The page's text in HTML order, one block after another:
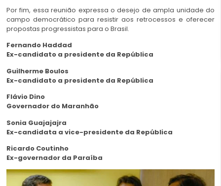
Por fim, essa reunião expressa o desejo de ampla unidade do
campo democrático para resistir aos retrocessos e oferecer
propostas progressistas para o Brasil.
Fernando Haddad
Ex-candidato a presidente da República
Guilherme Boulos
Ex-candidato a presidente da República
Flávio Dino
Governador do Maranhão
Sonia Guajajajra
Ex-candidata a vice-presidente da República
Ricardo Coutinho
Ex-governador da Paraíba